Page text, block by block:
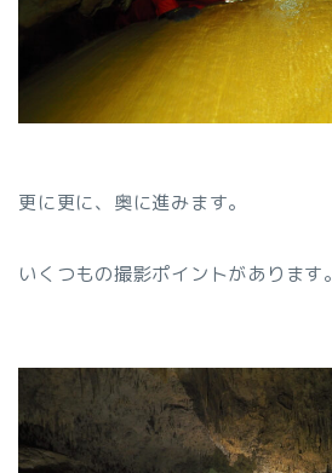
更に更に、奥に進みます。
いくつもの撮影ポイントがあります。